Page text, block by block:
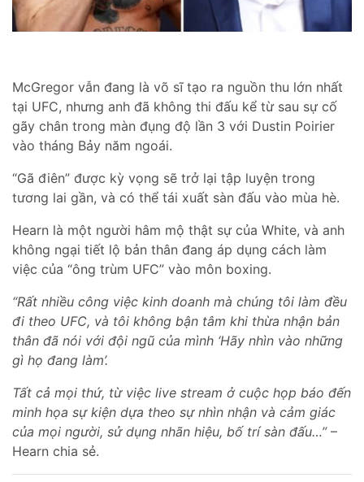
McGregor vẫn đang là võ sĩ tạo ra nguồn thu lớn nhất
tại UFC, nhưng anh đã không thi đấu kể từ sau sự cố
gãy chân trong màn đụng độ lần 3 với Dustin Poirier
vào tháng Bảy năm ngoái.
“Gã điên” được kỳ vọng sẽ trở lại tập luyện trong
tương lai gần, và có thể tái xuất sàn đấu vào mùa hè.
Hearn là một người hâm mộ thật sự của White, và anh
không ngại tiết lộ bản thân đang áp dụng cách làm
việc của “ông trùm UFC” vào môn boxing.
“Rất nhiều công việc kinh doanh mà chúng tôi làm đều
đi theo UFC, và tôi không bận tâm khi thừa nhận bản
thân đã nói với đội ngũ của mình ‘Hãy nhìn vào những
gì họ đang làm’.
Tất cả mọi thứ, từ việc live stream ở cuộc họp báo đến
minh họa sự kiện dựa theo sự nhìn nhận và cảm giác
của mọi người, sử dụng nhãn hiệu, bố trí sàn đấu…”–
Hearn chia sẻ.